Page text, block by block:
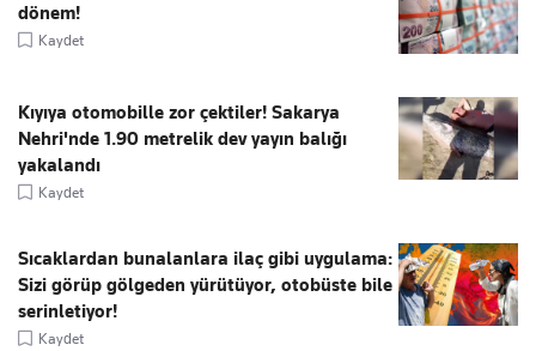
dönem!
Kaydet
Kıyıya otomobille zor çektiler! Sakarya
Nehri'nde 1.90 metrelik dev yayın balığı
yakalandı
Kaydet
Sıcaklardan bunalanlara ilaç gibi uygulama:
Sizi görüp gölgeden yürütüyor, otobüste bile
serinletiyor!
Kaydet